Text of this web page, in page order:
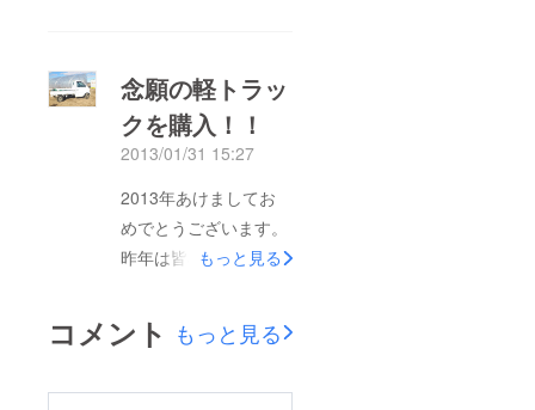
りました収穫祭を、10
月のさつまいも収穫祭
に変更させて頂きま
します。細かい日程に
つきましては、またお
連絡させて頂きます。
きました。 お陰様
で、地元の方々に声を
かけて頂く機会が増え
てきました。 今年の
冬は、例年にない積雪
で雪化粧した畑も、春
３月中旬から、畑の土
畑に必要な豚プン、籾
念願の軽トラッ
クを購入！！
2013/01/31 15:27
2013年あけましてお
めでとうございます。
昨年は皆様に大変お世
2013年も農業で復興
を目指し活動してまい
もっと見る
コメント もっと見る